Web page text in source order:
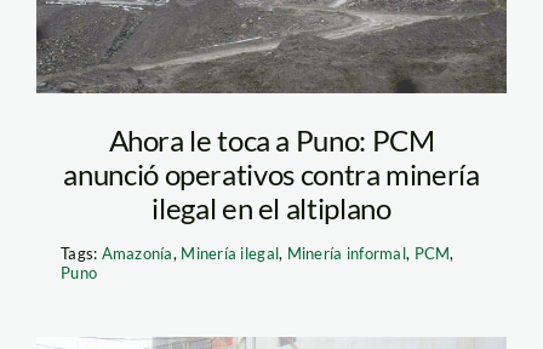
Ahora le toca a Puno: PCM
anunció operativos contra minería
ilegal en el altiplano
Tags: Amazonía, Minería ilegal, Minería informal, PCM,
Puno